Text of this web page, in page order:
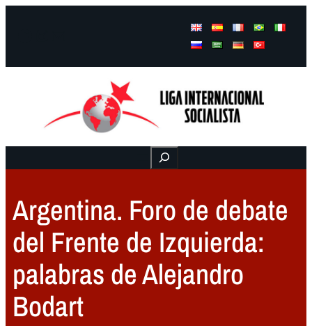
Buscar
Argentina. Foro de debate
del Frente de Izquierda:
palabras de Alejandro
Bodart